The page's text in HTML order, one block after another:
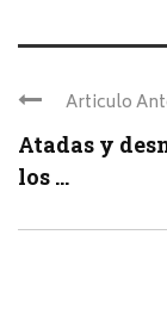
Articulo
Atadas y
los ...